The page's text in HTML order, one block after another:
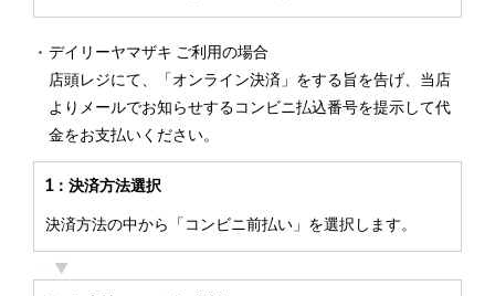
デイリーヤマザキ ご利用の場合
店頭レジにて、「オンライン決済」をする旨を告げ、当店
よりメールでお知らせするコンビニ払込番号を提示して代
金をお支払いください。
1：決済方法選択
決済方法の中から「コンビニ前払い」を選択します。